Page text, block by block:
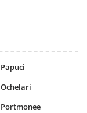
Papuci
Ochelari
Portmonee